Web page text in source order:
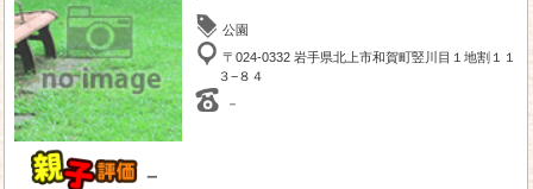
－
公園
〒024-0332 岩手県北上市和賀町竪川目１地割１１
３−８４
－